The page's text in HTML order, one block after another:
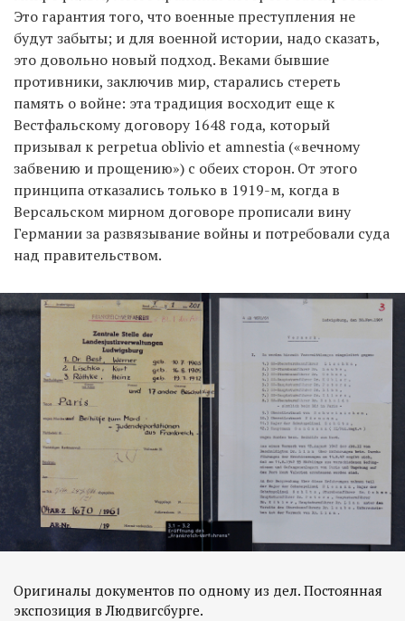
Это гарантия того, что военные преступления не
будут забыты; и для военной истории, надо сказать,
это довольно новый подход. Веками бывшие
противники, заключив мир, старались стереть
память о войне: эта традиция восходит еще к
Вестфальскому договору 1648 года, который
призывал к perpetua oblivio et amnestia («вечному
забвению и прощению») с обеих сторон. От этого
принципа отказались только в 1919-м, когда в
Версальском мирном договоре прописали вину
Германии за развязывание войны и потребовали суда
над правительством.
Оригиналы документов по одному из дел. Постоянная
экспозиция в Людвигсбурге.